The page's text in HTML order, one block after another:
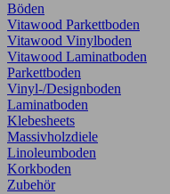
Böden
Vitawood Parkettboden
Vitawood Vinylboden
Vitawood Laminatboden
Parkettboden
Vinyl-/Designboden
Laminatboden
Klebesheets
Massivholzdiele
Linoleumboden
Korkboden
Zubehör